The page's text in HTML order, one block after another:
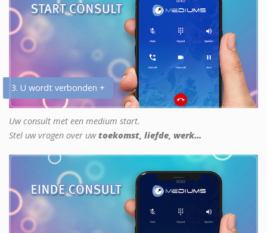
3. U wordt verbonden +
Uw consult met een medium start.
Stel uw vragen over uwtoekomst, liefde, werk...